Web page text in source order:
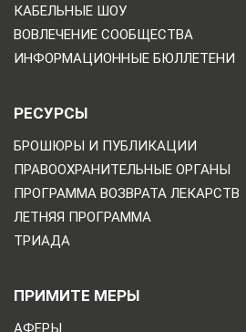
КАБЕЛЬНЫЕ ШОУ
ВОВЛЕЧЕНИЕ СООБЩЕСТВА
ИНФОРМАЦИОННЫЕ БЮЛЛЕТЕНИ
РЕСУРСЫ
БРОШЮРЫ И ПУБЛИКАЦИИ
ПРАВООХРАНИТЕЛЬНЫЕ ОРГАНЫ
ПРОГРАММА ВОЗВРАТА ЛЕКАРСТВ
ЛЕТНЯЯ ПРОГРАММА
ТРИАДА
ПРИМИТЕ МЕРЫ
АФЕРЫ